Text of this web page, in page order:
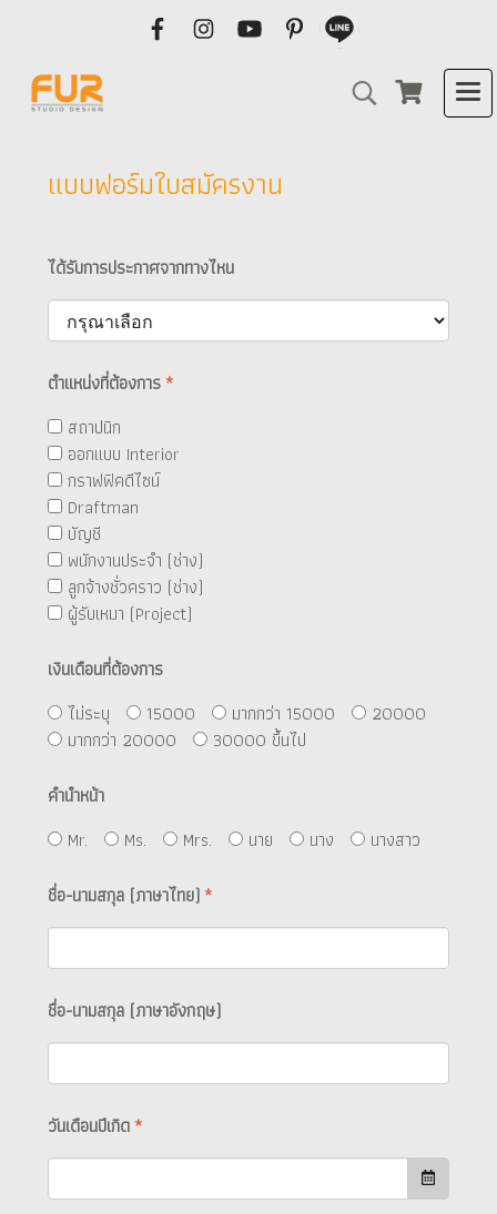
แบบฟอร์มใบสมัครงาน
ได้รับการประกาศจากทางไหน
ตำแหน่งที่ต้องการ *
สถาปนิก
ออกแบบ Interior
กราฟฟิคดีไซน์
Draftman
บัญชี
พนักงานประจำ (ช่าง)
ลูกจ้างชั่วคราว (ช่าง)
ผู้รับเหมา (Project)
เงินเดือนที่ต้องการ
ไม่ระบุ
15000 มากกว่า 15000
20000
มากกว่า 20000
30000 ขึ้นไป
คำนำหน้า
Mr.
Ms. Mrs. นาย นาง
นางสาว
ชื่อ-นามสกุล (ภาษาไทย) *
ชื่อ-นามสกุล (ภาษาอังกฤษ)
วันเดือนปีเกิด *